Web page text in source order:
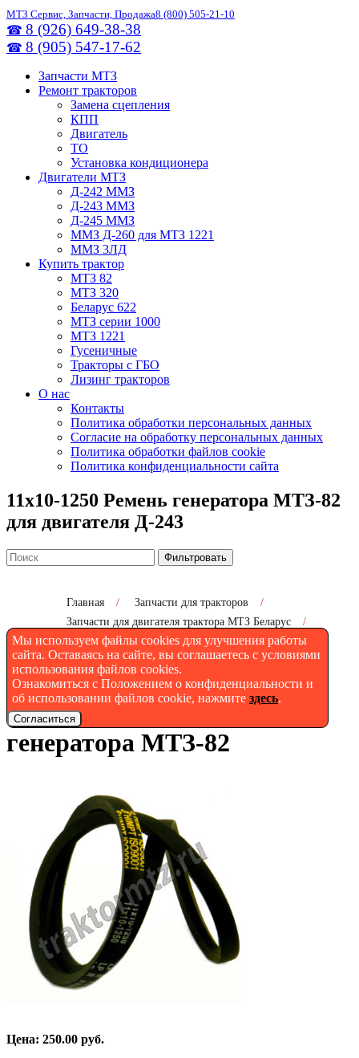
Мы используем файлы cookies для улучшения работы
сайта. Оставаясь на сайте, вы соглашаетесь с условиями
использования файлов cookies.
Ознакомиться с Положением о конфиденциальности и
об использовании файлов cookie, нажмите здесь.
Согласиться
МТЗ Сервис, Запчасти, Продажа8 (800) 505-21-10
☎ 8 (926) 649-38-38
☎ 8 (905) 547-17-62
Запчасти МТЗ
Ремонт тракторов
Замена сцепления
КПП
Двигатель
ТО
Установка кондиционера
Двигатели МТЗ
Д-242 ММЗ
Д-243 ММЗ
Д-245 ММЗ
ММЗ Д-260 для МТЗ 1221
ММЗ 3ЛД
Купить трактор
МТЗ 82
МТЗ 320
Беларус 622
МТЗ серии 1000
МТЗ 1221
Гусеничные
Тракторы с ГБО
Лизинг тракторов
О нас
Контакты
Политика обработки персональных данных
Согласие на обработку персональных данных
Политика обработки файлов cookie
Политика конфиденциальности сайта
11х10-1250 Ремень генератора МТЗ-82
для двигателя Д-243
Фильтровать
Главная / Запчасти для тракторов
/
Запчасти для двигателя трактора МТЗ Беларус
/
11х10-1250 Ремень генератора МТЗ-82 для двигателя
Д-243
11х10-1250 Ремень
генератора МТЗ-82
Цена: 250.00 руб.